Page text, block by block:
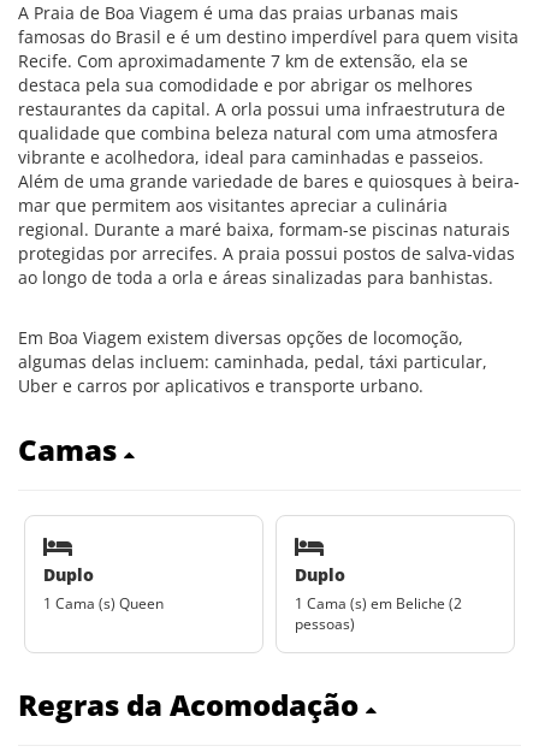
A Praia de Boa Viagem é uma das praias urbanas mais
famosas do Brasil e é um destino imperdível para quem visita
Recife. Com aproximadamente 7 km de extensão, ela se
destaca pela sua comodidade e por abrigar os melhores
restaurantes da capital. A orla possui uma infraestrutura de
qualidade que combina beleza natural com uma atmosfera
vibrante e acolhedora, ideal para caminhadas e passeios.
Além de uma grande variedade de bares e quiosques à beira-
mar que permitem aos visitantes apreciar a culinária
regional. Durante a maré baixa, formam-se piscinas naturais
protegidas por arrecifes. A praia possui postos de salva-vidas
ao longo de toda a orla e áreas sinalizadas para banhistas.
Em Boa Viagem existem diversas opções de locomoção,
algumas delas incluem: caminhada, pedal, táxi particular,
Uber e carros por aplicativos e transporte urbano.
Camas
Duplo
1 Cama (s) Queen
Duplo
1 Cama (s) em Beliche (2
pessoas)
Regras da Acomodação